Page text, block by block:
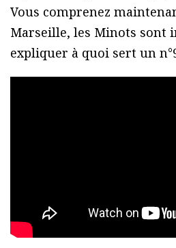
Vous comprenez
Marseille, les Minots sont
expliquer à quoi sert un